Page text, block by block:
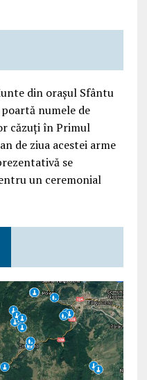
din orașul Sfântu
numele de
căzuți în Primul
de ziua acestei arme
se
un ceremonial